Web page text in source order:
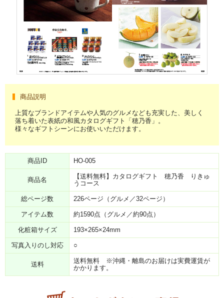
商品説明
上質なブランドアイテムや人気のグルメなども充実した、美しく
落ち着いた表紙の和風カタログギフト「穂乃香」。
様々なギフトシーンにお使いいただけます。
商品ID HO-005
商品名
【送料無料】カタログギフト 穂乃香 りきゅ
うコース
総ページ数 226ページ（グルメ／32ページ）
アイテム数 約1590点（グルメ／約90点）
化粧箱サイズ 193×265×24mm
写真入りのし対応 ○
送料
送料無料 ※沖縄・離島のお届けは実費運賃が
かかります。